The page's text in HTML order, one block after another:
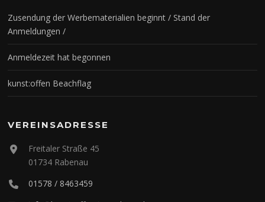
Zusendung der Werbematerialien beginnt / Stand der
Anmeldungen /
Anmeldezeit hat begonnen
kunst:offen Beachflag
VEREINSADRESSE
Freitaler Straße 45
01734 Rabenau
01578 / 8463459